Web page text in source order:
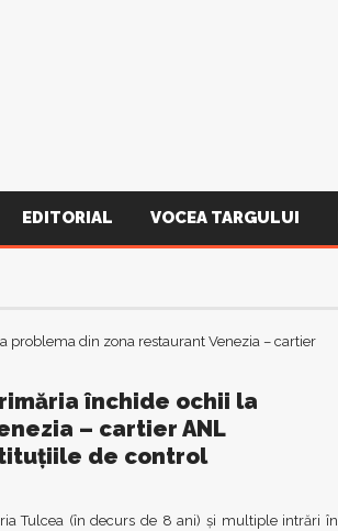
EDITORIAL VOCEA TARGULUI
închide ochii la
– cartier ANL
de control
Tulcea (în decurs de 8 ani) şi multiple intrări în